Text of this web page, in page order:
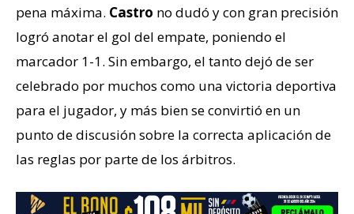
pena máxima. Castro no dudó y con gran precisión
logró anotar el gol del empate, poniendo el
marcador 1-1. Sin embargo, el tanto dejó de ser
celebrado por muchos como una victoria deportiva
para el jugador, y más bien se convirtió en un
punto de discusión sobre la correcta aplicación de
las reglas por parte de los árbitros.